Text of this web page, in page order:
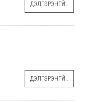
ДЭЛГЭРЭНГҮЙ..
ДЭЛГЭРЭНГҮЙ..